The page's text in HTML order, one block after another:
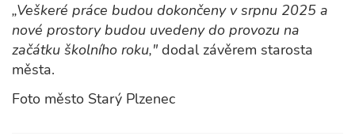
„Veškeré práce budou dokončeny v srpnu 2025 a
nové prostory budou uvedeny do provozu na
začátku školního roku," dodal závěrem starosta
města.
Foto město Starý Plzenec